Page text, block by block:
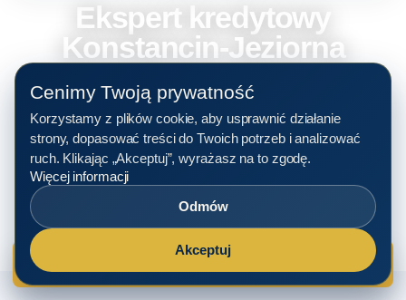
Ekspert kredytowy
Konstancin-Jeziorna
Pomagamy porownac oferty bankow, przygotowac
dokumenty i sprawdzic mozliwosci finansowania dla klientow
z Konstancinie-Jeziornie. Rozmowa moze odbyc sie online
albo stacjonarnie.
Cenimy Twoją prywatność
Korzystamy z plików cookie, aby usprawnić działanie
strony, dopasować treści do Twoich potrzeb i analizować
ruch. Klikając „Akceptuj”, wyrażasz na to zgodę.
Więcej informacji
Odmów
Akceptuj